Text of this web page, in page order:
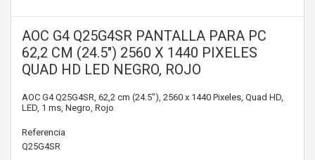
AOC G4 Q25G4SR PANTALLA PARA PC
62,2 CM (24.5") 2560 X 1440 PIXELES
QUAD HD LED NEGRO, ROJO
AOC G4 Q25G4SR, 62,2 cm (24.5"), 2560 x 1440 Pixeles, Quad HD,
LED, 1 ms, Negro, Rojo
Referencia
Q25G4SR